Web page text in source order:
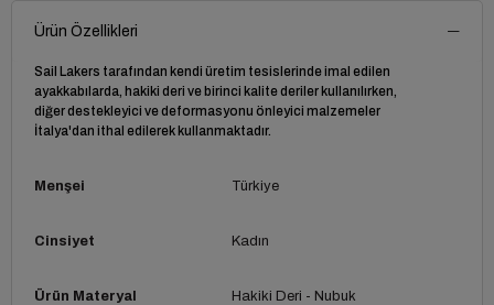
Ürün Özellikleri
Sail Lakers tarafından kendi üretim tesislerinde imal edilen
ayakkabılarda, hakiki deri ve birinci kalite deriler kullanılırken,
diğer destekleyici ve deformasyonu önleyici malzemeler
İtalya'dan ithal edilerek kullanmaktadır.
Menşei Türkiye
Cinsiyet Kadın
Ürün Materyal Hakiki Deri - Nubuk